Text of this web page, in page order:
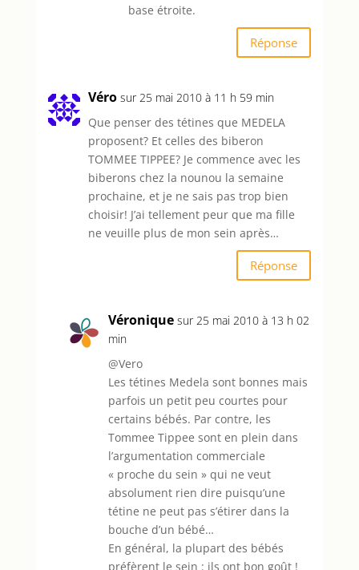
base étroite.
Réponse
Véro sur 25 mai 2010 à 11 h 59 min
Que penser des tétines que MEDELA
proposent? Et celles des biberon
TOMMEE TIPPEE? Je commence avec les
biberons chez la nounou la semaine
prochaine, et je ne sais pas trop bien
choisir! J’ai tellement peur que ma fille
ne veuille plus de mon sein après…
Réponse
Véronique sur 25 mai 2010 à 13 h 02
min
@Vero
Les tétines Medela sont bonnes mais
parfois un petit peu courtes pour
certains bébés. Par contre, les
Tommee Tippee sont en plein dans
l’argumentation commerciale
« proche du sein » qui ne veut
absolument rien dire puisqu’une
tétine ne peut pas s’étirer dans la
bouche d’un bébé…
En général, la plupart des bébés
préfèrent le sein : ils ont bon goût !